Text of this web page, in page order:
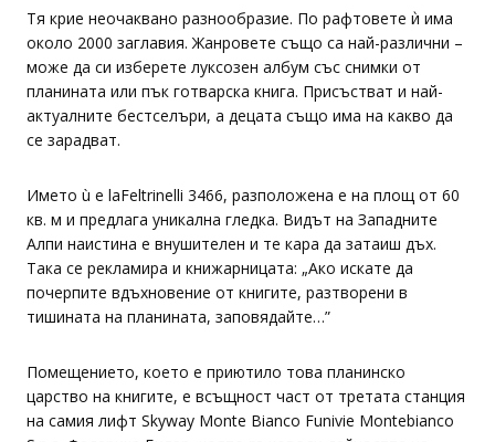
Тя крие неочаквано разнообразие. По рафтовете ѝ има
около 2000 заглавия. Жанровете също са най-различни –
може да си изберете луксозен албум със снимки от
планината или пък готварска книга. Присъстват и най-
актуалните бестселъри, а децата също има на какво да
Името ù е laFeltrinelli 3466, разположена е на площ от 60
кв. м и предлага уникална гледка. Видът на Западните
Алпи наистина е внушителен и те кара да затаиш дъх.
Така се рекламира и книжарницата: „Ако искате да
почерпите вдъхновение от книгите, разтворени в
Помещението, което е приютило това планинско
царство на книгите, е всъщност част от третата станция